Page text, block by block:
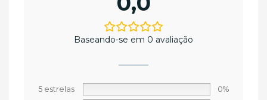
Baseando-se em 0 avaliação
5 estrelas
0%